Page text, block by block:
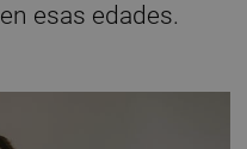
esas edades.